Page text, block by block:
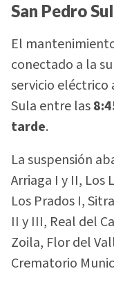
San Pedro
El
conectado a la
servicio eléctrico
Sula entre las
tarde.
La suspensión
Arriaga I y II, Los
Los Prados I,
II y III, Real del
Zoila, Flor del
Crematorio